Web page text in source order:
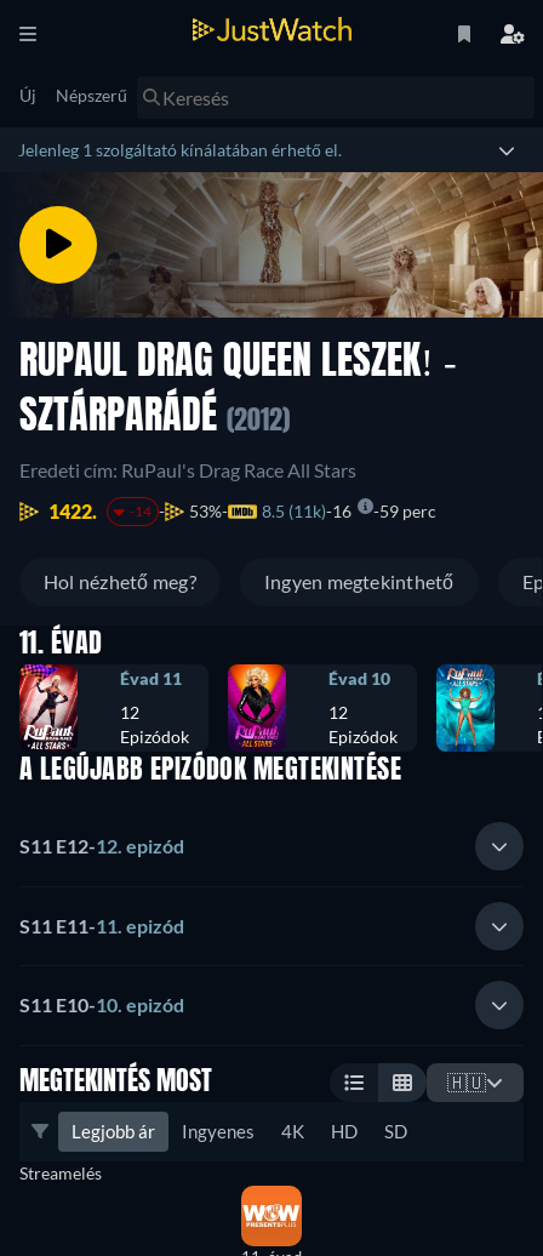
Új Népszerű
Jelenleg 1 szolgáltató kínálatában érhető el.
RUPAUL DRAG QUEEN LESZEK! -
SZTÁRPARÁDÉ (2012)
Eredeti cím: RuPaul's Drag Race All Stars
1422.
-14 53% 8.5 (11k) 16 59 perc
Hol nézhető meg? Ingyen megtekinthető
11. ÉVAD
Évad 11
12
Epizódok
Évad 10
12
Epizódok
A LEGÚJABB EPIZÓDOK MEGTEKINTÉSE
S11 E12-12. epizód
S11 E11-11. epizód
S11 E10-10. epizód
MEGTEKINTÉS MOST 🇭🇺
Legjobb ár Ingyenes 4K HD SD
Streamelés